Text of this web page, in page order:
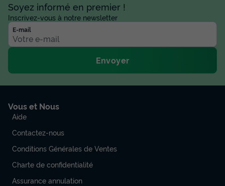
Soyez informé en premier !
Inscrivez-vous à notre newsletter
E-mail
Envoyer
Vous et Nous
Aide
Contactez-nous
Conditions Générales de Ventes
Charte de confidentialité
Assurance annulation